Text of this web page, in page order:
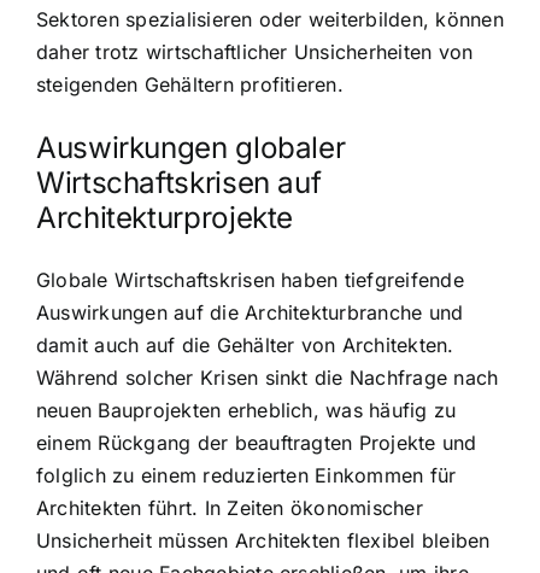
Sektoren spezialisieren oder weiterbilden, können
daher trotz wirtschaftlicher Unsicherheiten von
steigenden Gehältern profitieren.
Auswirkungen globaler
Wirtschaftskrisen auf
Architekturprojekte
Globale Wirtschaftskrisen haben tiefgreifende
Auswirkungen auf die Architekturbranche und
damit auch auf die Gehälter von Architekten.
Während solcher Krisen sinkt die Nachfrage nach
neuen Bauprojekten erheblich, was häufig zu
einem Rückgang der beauftragten Projekte und
folglich zu einem reduzierten Einkommen für
Architekten führt. In Zeiten ökonomischer
Unsicherheit müssen Architekten flexibel bleiben